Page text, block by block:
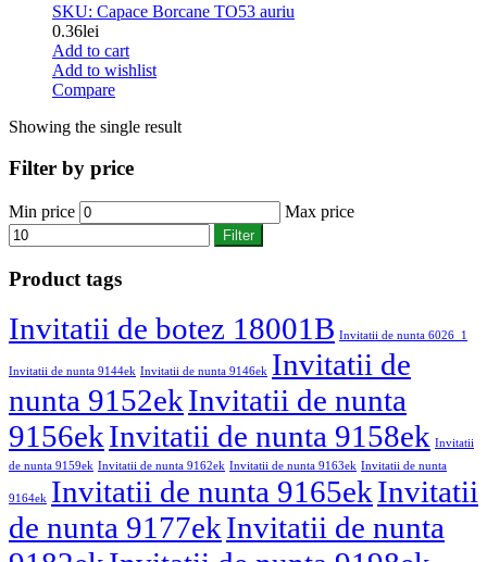
SKU: Capace Borcane TO53 auriu
0.36lei
Add to cart
Add to wishlist
Compare
Showing the single result
Filter by price
Min price Max price
Filter
Product tags
Invitatii de botez 18001B Invitatii de nunta 6026_1
Invitatii de nunta 9144ek Invitatii de nunta 9146ek Invitatii de
nunta 9152ekInvitatii de nunta
9156ekInvitatii de nunta 9158ek Invitatii
de nunta 9159ek Invitatii de nunta 9162ek Invitatii de nunta 9163ek Invitatii de nunta
9164ek Invitatii de nunta 9165ekInvitatii
de nunta 9177ekInvitatii de nunta